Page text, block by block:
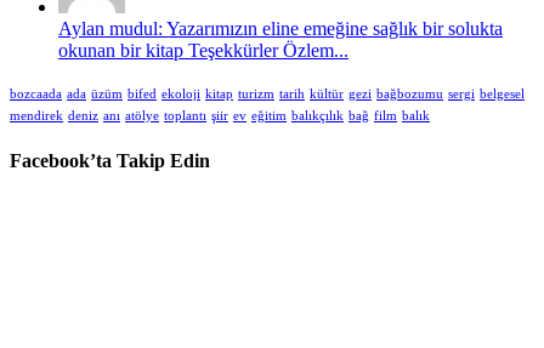
Aylan mudul: Yazarımızın eline emeğine sağlık bir solukta
okunan bir kitap Teşekkürler Özlem...
bozcaada ada üzüm bifed ekoloji kitap turizm tarih kültür gezi bağbozumu sergi belgesel
mendirek deniz anı atölye toplantı şiir ev eğitim balıkçılık bağ film balık
Facebook’ta Takip Edin